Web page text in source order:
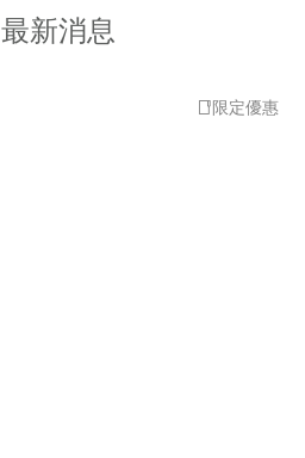
最新消息
限定優惠